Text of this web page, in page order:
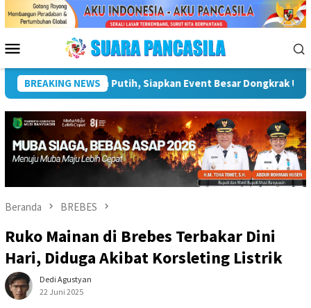
Menu
Mobile
BREAKING NEWSPlt Bupati Hendri Dukung Percepatan
Beranda BREBES
Ruko Mainan di Brebes Terbakar Dini
Hari, Diduga Akibat Korsleting Listrik
Dedi Agustyan
22 Juni 2025